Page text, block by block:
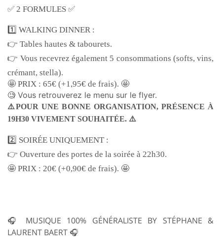
✅ 2 FORMULES ✅
1️⃣ WALKING DINNER :
👉 Tables hautes & tabourets.
👉 Vous recevrez également 5 consommations (softs, vins,
crémant, stella).
🤩 PRIX : 65€ (+1,95€ de frais). 🤩
🧐 Vous retrouverez le menu sur le flyer.
⚠️POUR UNE BONNE ORGANISATION, PRÉSENCE À
19H30 VIVEMENT SOUHAITÉE. ⚠️
2️⃣ SOIRÉE UNIQUEMENT :
👉 Ouverture des portes de la soirée à 22h30.
🤩 PRIX : 20€ (+0,90€ de frais). 🤩
🎧 MUSIQUE 100% GÉNÉRALISTE BY STÉPHANE &
LAURENT BAERT 🎧